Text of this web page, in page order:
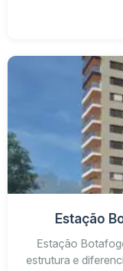
Estação
Estação
estrutura e